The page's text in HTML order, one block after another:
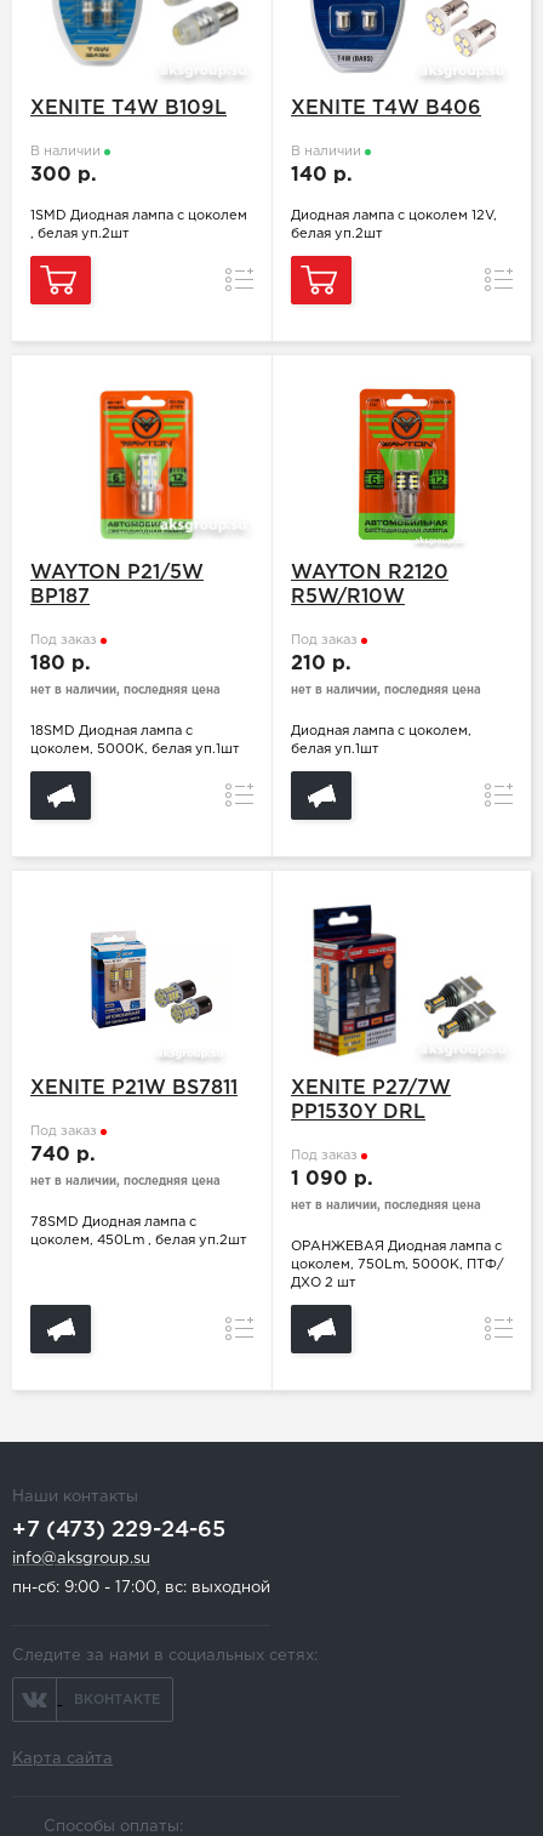
XENITE T4W B109L
В наличии
300 р.
1SMD Диодная лампа с цоколем
, белая уп.2шт
Сравнение
XENITE T4W B406
В наличии
140 р.
Диодная лампа с цоколем 12V,
белая уп.2шт
WAYTON P21/5W
BP187
Под заказ
180 р.
нет в наличии, последняя цена
18SMD Диодная лампа с
цоколем, 5000K, белая уп.1шт
Сравнение
WAYTON R2120
R5W/R10W
Под заказ
210 р.
нет в наличии, последняя цена
Диодная лампа с цоколем,
белая уп.1шт
XENITE P21W BS7811
Под заказ
740 р.
нет в наличии, последняя цена
78SMD Диодная лампа с
цоколем, 450Lm , белая уп.2шт
Сравнение
XENITE P27/7W
PP1530Y DRL
Под заказ
1 090 р.
нет в наличии, последняя цена
ОРАНЖЕВАЯ Диодная лампа с
цоколем, 750Lm, 5000K, ПТФ/
ДХО 2 шт
Наши контакты
+7 (473) 229-24-65
info@aksgroup.su
пн-сб: 9:00 - 17:00, вс: выходной
Следите за нами в социальных сетях:
ВКОНТАКТЕ
Карта сайта
Способы оплаты: